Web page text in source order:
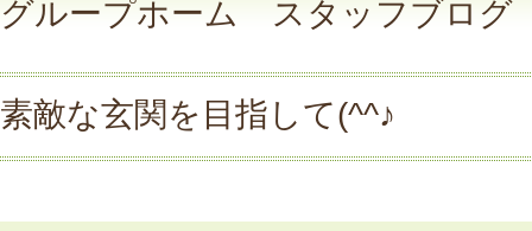
グループホーム スタッフブログ
素敵な玄関を目指して(^^♪